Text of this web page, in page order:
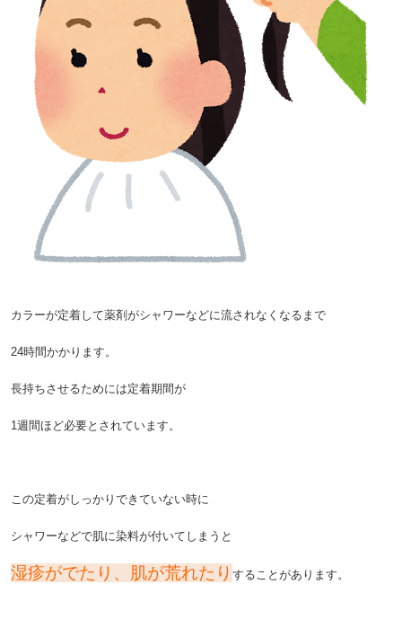
カラーが定着して薬剤がシャワーなどに流されなくなるまで
24時間かかります。
長持ちさせるためには定着期間が
1週間ほど必要とされています。
この定着がしっかりできていない時に
シャワーなどで肌に染料が付いてしまうと
湿疹がでたり、肌が荒れたりすることがあります。